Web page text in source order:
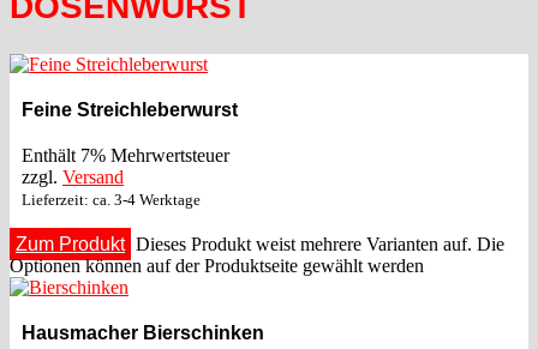
Feine Streichleberwurst
Enthält 7% Mehrwertsteuer
zzgl. Versand
Lieferzeit: ca. 3-4 Werktage
Zum Produkt Dieses Produkt weist mehrere Varianten auf. Die
Optionen können auf der Produktseite gewählt werden
Hausmacher Bierschinken